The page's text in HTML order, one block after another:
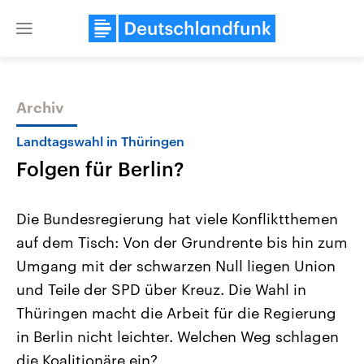
Close
Themen
Landtagswahl Sachsen-Anhalt
2026
Alle Informationen
Sachsen-Anhalt wählt am 6.
September 2026 einen neuen
Bundesland von einer Koalition aus
USA
Aktuelle Beiträge,
Hintergründe
Wirtschaftlich und
gehören die Vereinigten
den mächtigsten Ländern
Archiv
Landtagswahl in Thüringen
Folgen für Berlin?
Die Bundesregierung hat viele Konfliktthemen
auf dem Tisch: Von der Grundrente bis hin zum
Umgang mit der schwarzen Null liegen Union
und Teile der SPD über Kreuz. Die Wahl in
Thüringen macht die Arbeit für die Regierung
in Berlin nicht leichter. Welchen Weg schlagen
die Koalitionäre ein?